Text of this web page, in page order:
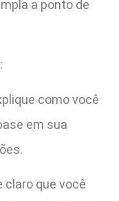
a ponto de
como você
em sua
claro que você